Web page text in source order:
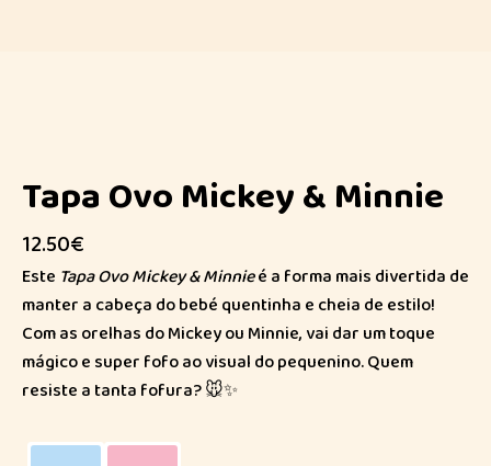
Tapa Ovo Mickey & Minnie
12.50€
Este Tapa Ovo Mickey & Minnieé a forma mais divertida de
manter a cabeça do bebé quentinha e cheia de estilo!
Com as orelhas do Mickey ou Minnie, vai dar um toque
mágico e super fofo ao visual do pequenino. Quem
resiste a tanta fofura? 🐭✨